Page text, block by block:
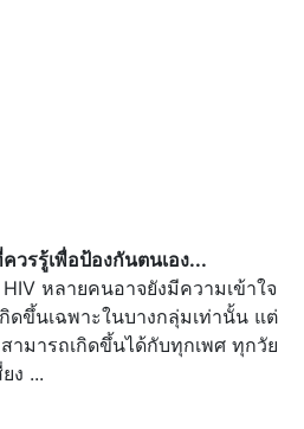
วรรู้เพื่อป้องกันตนเอง...
หลายคนอาจยังมีความเข้าใจ
ดขึ้นเฉพาะในบางกลุ่มเท่านั้น แต่
ามารถเกิดขึ้นได้กับทุกเพศ ทุกวัย
ง ...